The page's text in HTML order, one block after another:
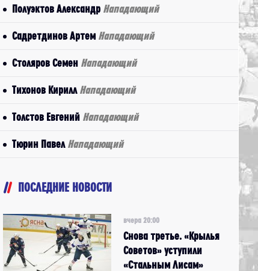
Полуэктов Александр Нападающий
Садретдинов Артем Нападающий
Столяров Семен Нападающий
Тихонов Кирилл Нападающий
Толстов Евгений Нападающий
Тюрин Павел Нападающий
ПОСЛЕДНИЕ НОВОСТИ
вчера 20:00
Снова третье. «Крылья
Советов» уступили
«Стальным Лисам»